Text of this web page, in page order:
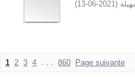
(
2021-06-13
)
1 2 3 4 . . . 860 Page suivante